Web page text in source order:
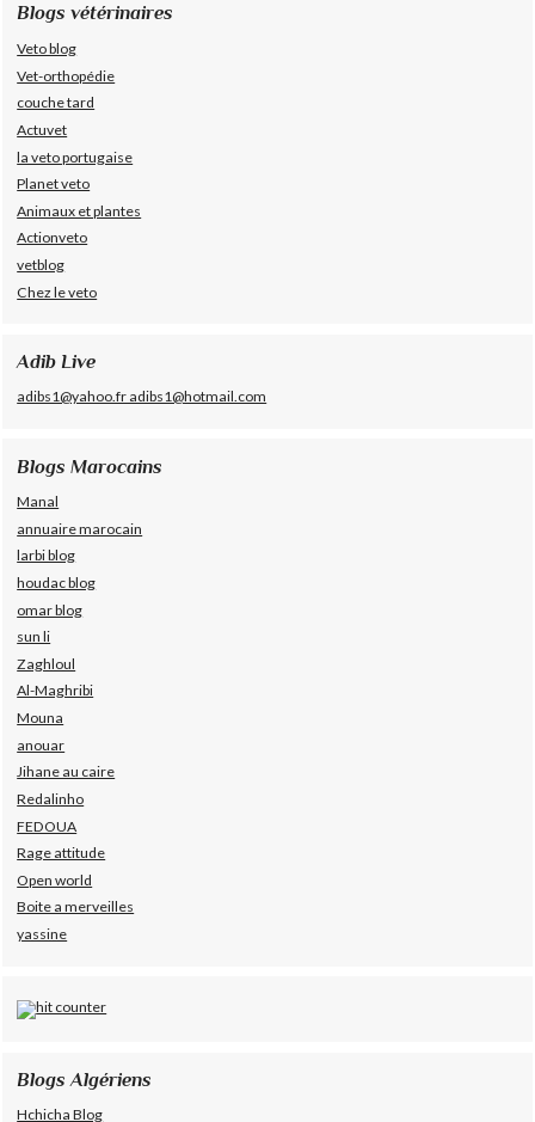
Blogs vétérinaires
Veto blog
Vet-orthopédie
couche tard
Actuvet
la veto portugaise
Planet veto
Animaux et plantes
Actionveto
vetblog
Chez le veto
Adib Live
adibs1@yahoo.fr adibs1@hotmail.com
Blogs Marocains
Manal
annuaire marocain
larbi blog
houdac blog
omar blog
sun li
Zaghloul
Al-Maghribi
Mouna
anouar
Jihane au caire
Redalinho
FEDOUA
Rage attitude
Open world
Boite a merveilles
yassine
Blogs Algériens
Hchicha Blog